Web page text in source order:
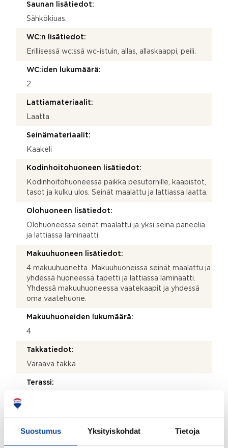
Suostumus Yksityiskohdat Tietoja
Saunan lisätiedot:
Sähkökiuas.
WC:n lisätiedot:
Erillisessä wc:ssä wc-istuin, allas, allaskaappi, peili.
WC:iden lukumäärä:
2
Lattiamateriaalit:
Laatta
Seinämateriaalit:
Kaakeli
Kodinhoitohuoneen lisätiedot:
Kodinhoitohuoneessa paikka pesutornille, kaapistot,
tasot ja kulku ulos. Seinät maalattu ja lattiassa laatta.
Olohuoneen lisätiedot:
Olohuoneessa seinät maalattu ja yksi seinä paneelia
ja lattiassa laminaatti.
Makuuhuoneen lisätiedot:
4 makuuhuonetta. Makuuhuoneissa seinät maalattu ja
yhdessä huoneessa tapetti ja lattiassa laminaatti.
Yhdessä makuuhuoneessa vaatekaapit ja yhdessä
oma vaatehuone.
Makuuhuoneiden lukumäärä:
4
Takkatiedot:
Varaava takka
Terassi:
Kylmä ulkovarasto, vaatehuone ja seinäkaapit